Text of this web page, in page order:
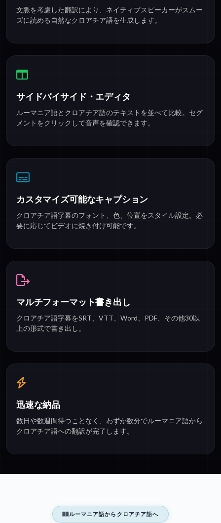
文脈を考慮した翻訳により、ネイティブスピーカーがスムー
ズに読める自然なクロアチア語を生成します。
サイドバイサイド・エディタ
ルーマニア語とクロアチア語のテキストを並べて比較。セグ
メントをクリックして音声を確認できます。
カスタマイズ可能なキャプション
クロアチア語字幕のフォント、色、位置をスタイル設定。必
要に応じてビデオに焼き付け可能です。
マルチフォーマット書き出し
クロアチア語字幕をSRT、VTT、Word、PDF、その他30以
上の形式で書き出し。
迅速な納品
数日や数週間待つことなく、わずか数分でルーマニア語から
クロアチア語への翻訳が完了します。
ルーマニア語からクロアチア語へ